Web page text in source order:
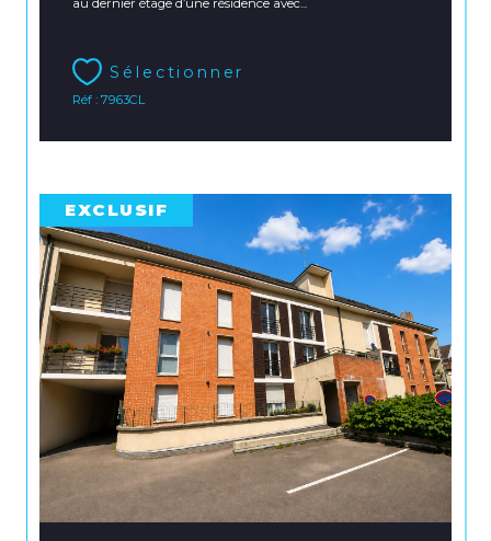
au dernier étage d’une résidence avec...
Sélectionner
Réf : 7963CL
EXCLUSIF